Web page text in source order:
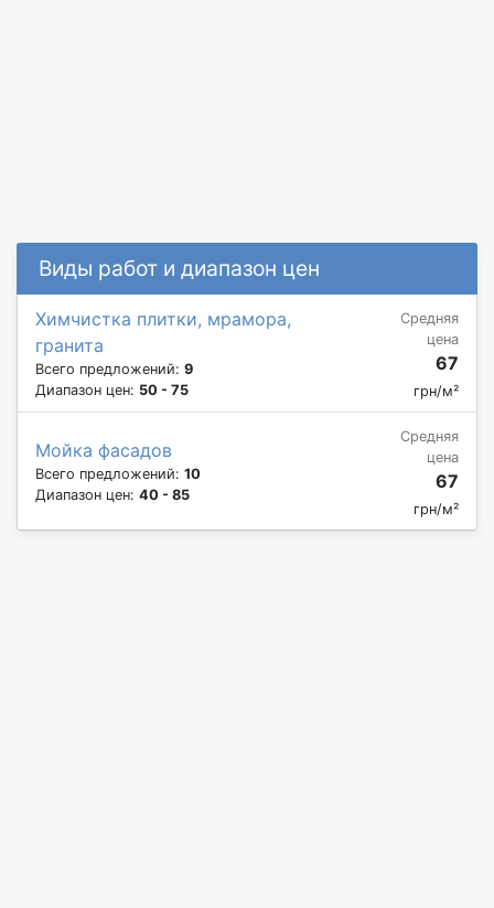
Виды работ и диапазон цен
Химчистка плитки, мрамора,
гранита
Всего предложений: 9
Диапазон цен: 50 - 75
Средняя
цена
67
грн/м²
Мойка фасадов
Всего предложений: 10
Диапазон цен: 40 - 85
Средняя
цена
67
грн/м²